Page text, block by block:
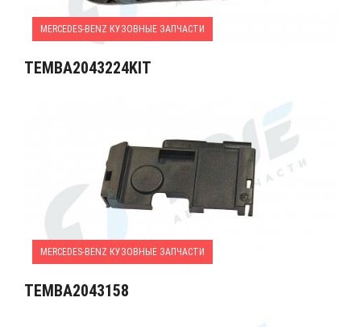
MERCEDES-BENZ КУЗОВНЫЕ ЗАПЧАСТИ
TEMBA2043224KIT
MERCEDES-BENZ КУЗОВНЫЕ ЗАПЧАСТИ
TEMBA2043158